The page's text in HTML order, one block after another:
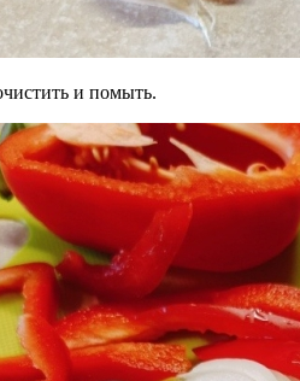
и помыть.